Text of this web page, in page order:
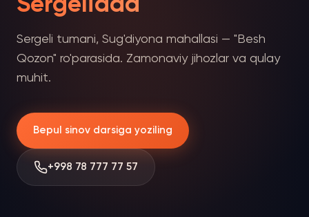
Sergelidda
Sergeli tumani, Sug'diyona mahallasi — "Besh
Qozon" ro'parasida. Zamonaviy jihozlar va qulay
muhit.
Bepul sinov darsiga yoziling
+998 78 777 77 57